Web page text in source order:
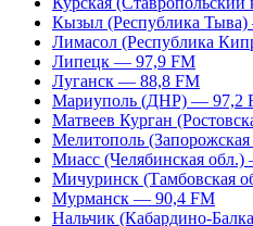
Кызыл (Республика
Лимасол (Республика
Липецк — 97,9 FM
Луганск — 88,8 FM
Мариуполь (ДНР) — 97,2
Матвеев Курган
Мелитополь
Миасс (Челябинская
Мичуринск (Тамбовская
Мурманск — 90,4 FM
Нальчик (Кабардино-